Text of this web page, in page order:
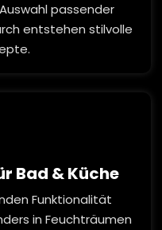
passender
entstehen stilvolle
Bad & Küche
Funktionalität
in Feuchträumen